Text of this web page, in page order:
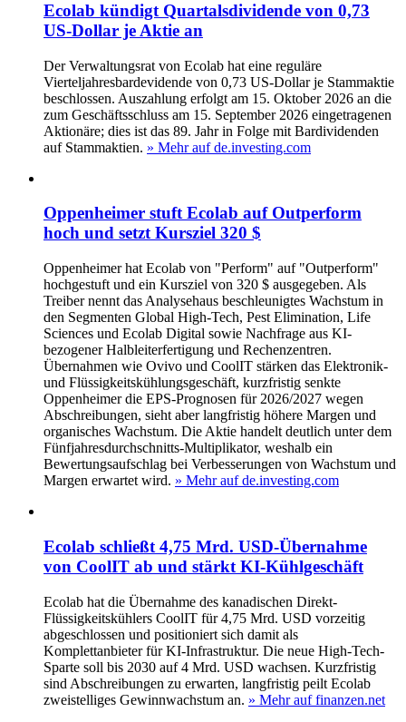
Ecolab kündigt Quartalsdividende von 0,73
US-Dollar je Aktie an
Der Verwaltungsrat von Ecolab hat eine reguläre
Vierteljahresbardevidende von 0,73 US-Dollar je Stammaktie
beschlossen. Auszahlung erfolgt am 15. Oktober 2026 an die
zum Geschäftsschluss am 15. September 2026 eingetragenen
Aktionäre; dies ist das 89. Jahr in Folge mit Bardividenden
auf Stammaktien. » Mehr auf de.investing.com
Oppenheimer stuft Ecolab auf Outperform
hoch und setzt Kursziel 320 $
Oppenheimer hat Ecolab von "Perform" auf "Outperform"
hochgestuft und ein Kursziel von 320 $ ausgegeben. Als
Treiber nennt das Analysehaus beschleunigtes Wachstum in
den Segmenten Global High-Tech, Pest Elimination, Life
Sciences und Ecolab Digital sowie Nachfrage aus KI-
bezogener Halbleiterfertigung und Rechenzentren.
Übernahmen wie Ovivo und CoolIT stärken das Elektronik-
und Flüssigkeitskühlungsgeschäft, kurzfristig senkte
Oppenheimer die EPS-Prognosen für 2026/2027 wegen
Abschreibungen, sieht aber langfristig höhere Margen und
organisches Wachstum. Die Aktie handelt deutlich unter dem
Fünfjahresdurchschnitts-Multiplikator, weshalb ein
Bewertungsaufschlag bei Verbesserungen von Wachstum und
Margen erwartet wird. » Mehr auf de.investing.com
Ecolab schließt 4,75 Mrd. USD-Übernahme
von CoolIT ab und stärkt KI-Kühlgeschäft
Ecolab hat die Übernahme des kanadischen Direkt-
Flüssigkeitskühlers CoolIT für 4,75 Mrd. USD vorzeitig
abgeschlossen und positioniert sich damit als
Komplettanbieter für KI-Infrastruktur. Die neue High-Tech-
Sparte soll bis 2030 auf 4 Mrd. USD wachsen. Kurzfristig
sind Abschreibungen zu erwarten, langfristig peilt Ecolab
zweistelliges Gewinnwachstum an. » Mehr auf finanzen.net